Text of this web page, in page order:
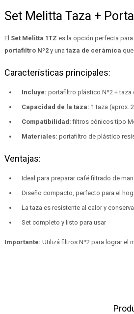
Set Melitta Taza +
El Set Melitta 1TZ es la opción perfecta
portafiltro Nº2 y una taza de cerámica
Características principales:
Incluye: portafiltro plástico Nº2 + taza
Capacidad de la taza: 1 taza (aprox.
Compatibilidad: filtros cónicos tipo
Materiales: portafiltro de plástico
Ventajas:
Ideal para preparar café filtrado de
Diseño compacto, perfecto para el
La taza es resistente al calor y
Set completo y listo para usar
Importante: Utilizá filtros Nº2 para lograr el